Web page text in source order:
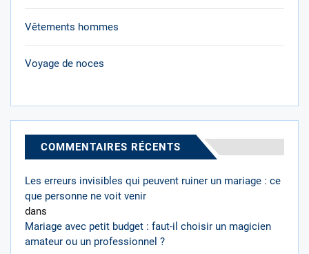
Vêtements hommes
Voyage de noces
COMMENTAIRES RÉCENTS
Les erreurs invisibles qui peuvent ruiner un mariage : ce
que personne ne voit venir
dans
Mariage avec petit budget : faut-il choisir un magicien
amateur ou un professionnel ?